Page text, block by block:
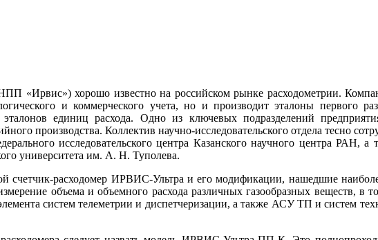
«Ирвис») хорошо известно на российском рынке расходометрии.
и коммерческого учета, но и производит эталоны первого
единиц расхода. Одно из ключевых подразделений
производства. Коллектив научно-исследовательского отдела тесно
исследовательского центра Казанского научного центра РАН, а
университета им. А. Н. Туполева.
счетчик-расходомер ИРВИС-Ультра и его модификации, нашедшие
объема и объемного расхода различных газообразных веществ, в
систем телеметрии и диспетчеризации, а также АСУ ТП и систем